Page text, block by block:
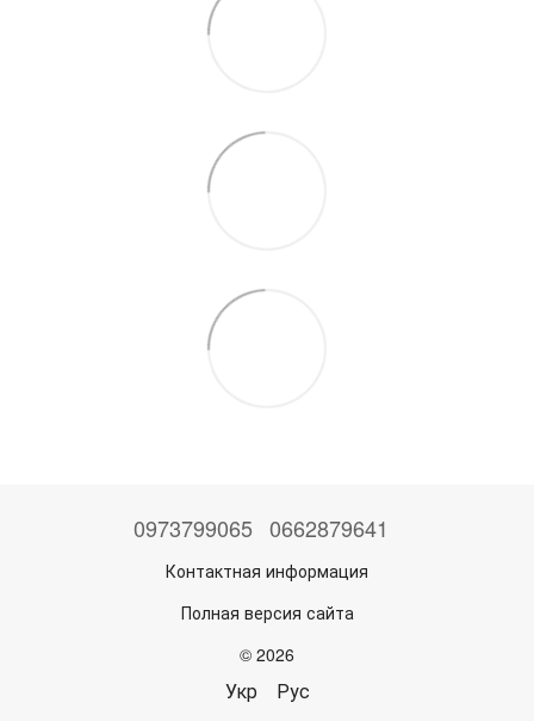
0973799065 0662879641
Контактная информация
Полная версия сайта
© 2026
Укр Рус